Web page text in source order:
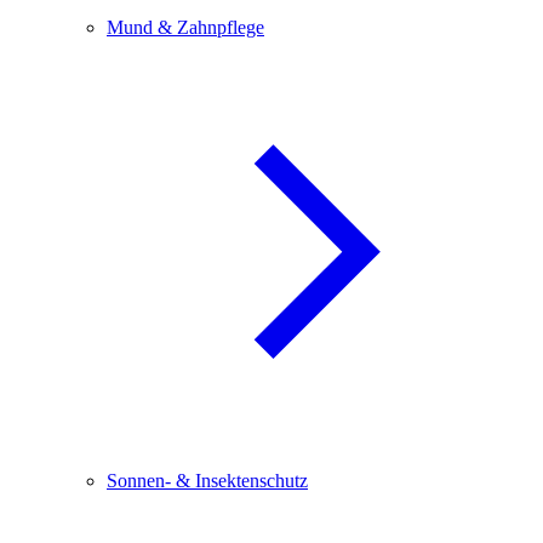
Mund & Zahnpflege
Sonnen- & Insektenschutz